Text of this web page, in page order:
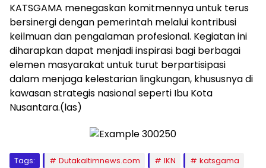
KATSGAMA menegaskan komitmennya untuk terus
bersinergi dengan pemerintah melalui kontribusi
keilmuan dan pengalaman profesional. Kegiatan ini
diharapkan dapat menjadi inspirasi bagi berbagai
elemen masyarakat untuk turut berpartisipasi
dalam menjaga kelestarian lingkungan, khususnya di
kawasan strategis nasional seperti Ibu Kota
Nusantara.(las)
Tags: Dutakaltimnews.com IKN
katsgama